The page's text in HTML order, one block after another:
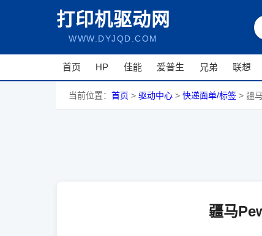
打印机驱动网
WWW.DYJQD.COM
首页 HP 佳能 爱普生 兄弟 联想
当前位置： 首页 > 驱动中心 > 快递面单/标签 > 疆
疆马